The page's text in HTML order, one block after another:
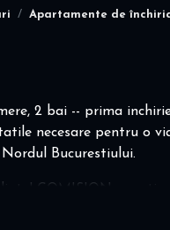
Apartamente de
2 bai -- prima
necesare pentru o
Bucurestiului.